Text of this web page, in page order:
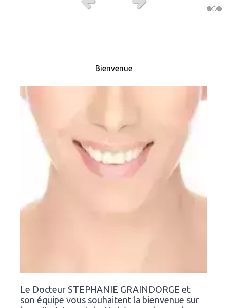
Slide précédentSlide suivant
Bienvenue
Le Docteur STEPHANIE GRAINDORGE et
son équipe vous souhaitent la bienvenue sur